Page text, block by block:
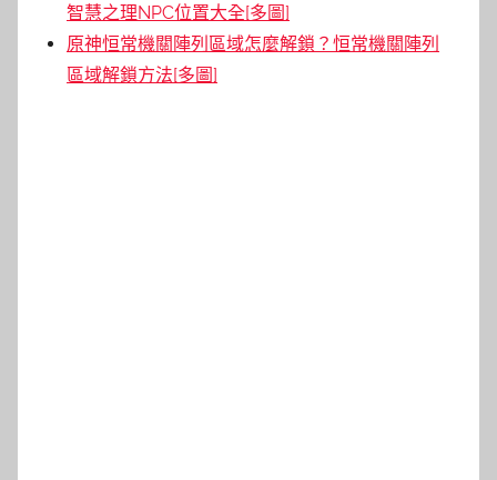
智慧之理NPC位置大全[多圖]
原神恒常機關陣列區域怎麼解鎖？恒常機關陣列
區域解鎖方法[多圖]